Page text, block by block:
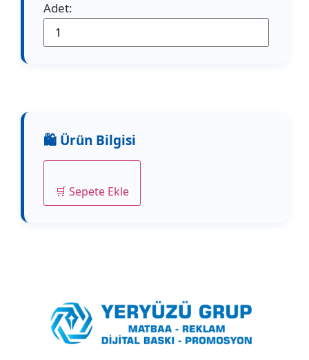
Adet:
🛒 Sepete Ekle